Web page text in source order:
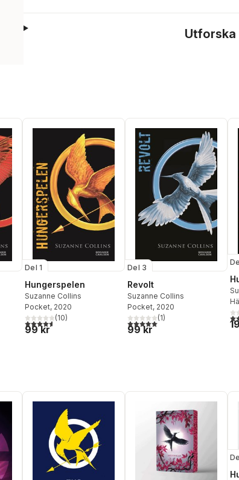
antal röster:
Del 1
Hungerspelen
Suzanne Collins
Pocket, 2020
4,6utav 5 stjärnor. Totalt antal röster:
(10)
99 kr
Del 3
Revolt
Suzanne Collins
Pocket, 2020
5,0utav 5 stjärnor. Totalt antal
(1)
99 kr